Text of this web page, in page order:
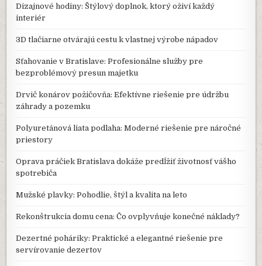
Dizajnové hodiny: Štýlový doplnok, ktorý oživí každý
interiér
3D tlačiarne otvárajú cestu k vlastnej výrobe nápadov
Sťahovanie v Bratislave: Profesionálne služby pre
bezproblémový presun majetku
Drvič konárov požičovňa: Efektívne riešenie pre údržbu
záhrady a pozemku
Polyuretánová liata podlaha: Moderné riešenie pre náročné
priestory
Oprava práčiek Bratislava dokáže predĺžiť životnosť vášho
spotrebiča
Mužské plavky: Pohodlie, štýl a kvalita na leto
Rekonštrukcia domu cena: Čo ovplyvňuje konečné náklady?
Dezertné poháriky: Praktické a elegantné riešenie pre
servírovanie dezertov